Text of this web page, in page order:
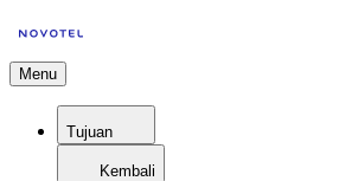
Menu
Tujuan
Kembali